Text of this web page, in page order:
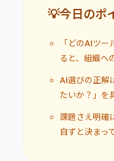
💡今日のポ
「どのAIツ
ると、組織へ
AI選びの正解
たいか？」を
課題さえ明確
自ずと決まっ